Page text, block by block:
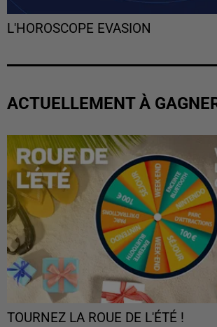
L'HOROSCOPE EVASION
ACTUELLEMENT À
TOURNEZ LA ROUE DE L'ÉTÉ !